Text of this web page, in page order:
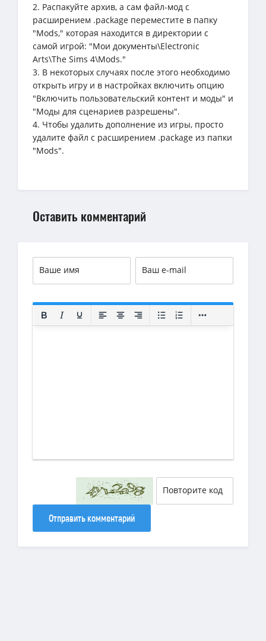
2. Распакуйте архив, а сам файл-мод с
расширением .package переместите в папку
"Mods," которая находится в директории с
самой игрой: "Мои документы\Electronic
Arts\The Sims 4\Mods."
3. В некоторых случаях после этого необходимо
открыть игру и в настройках включить опцию
"Включить пользовательский контент и моды" и
"Моды для сценариев разрешены".
4. Чтобы удалить дополнение из игры, просто
удалите файл с расширением .package из папки
"Mods".
Оставить комментарий
Отправить комментарий